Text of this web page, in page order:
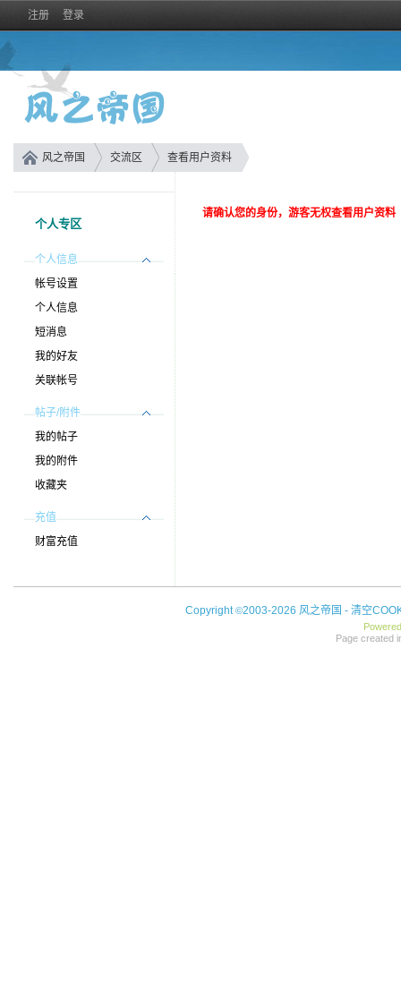
注册 登录
风之帝国 交流区 查看用户资料
个人专区
个人信息
帐号设置
个人信息
短消息
我的好友
关联帐号
帖子/附件
我的帖子
我的附件
收藏夹
充值
财富充值
请确认您的身份，游客无权查看用户资料
Copyright©2003-2026 风之帝国 - 清空
Page created